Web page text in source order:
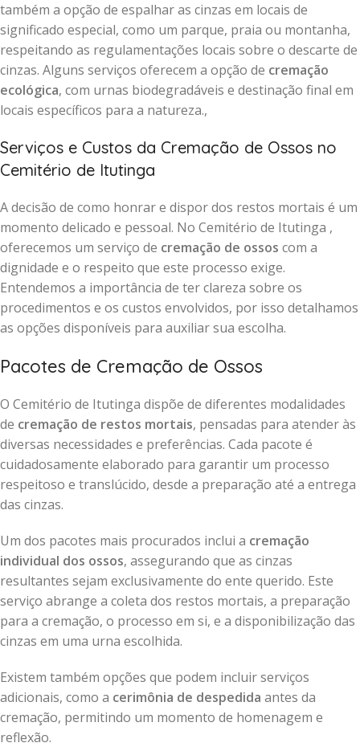
também a opção de espalhar as cinzas em locais de
significado especial, como um parque, praia ou montanha,
respeitando as regulamentações locais sobre o descarte de
cinzas. Alguns serviços oferecem a opção de cremação
ecológica, com urnas biodegradáveis e destinação final em
locais específicos para a natureza.,
Serviços e Custos da Cremação de Ossos no
Cemitério de Itutinga
A decisão de como honrar e dispor dos restos mortais é um
momento delicado e pessoal. No Cemitério de Itutinga ,
oferecemos um serviço de cremação de ossos com a
dignidade e o respeito que este processo exige.
Entendemos a importância de ter clareza sobre os
procedimentos e os custos envolvidos, por isso detalhamos
as opções disponíveis para auxiliar sua escolha.
Pacotes de Cremação de Ossos
O Cemitério de Itutinga dispõe de diferentes modalidades
de cremação de restos mortais, pensadas para atender às
diversas necessidades e preferências. Cada pacote é
cuidadosamente elaborado para garantir um processo
respeitoso e translúcido, desde a preparação até a entrega
das cinzas.
Um dos pacotes mais procurados inclui a cremação
individual dos ossos, assegurando que as cinzas
resultantes sejam exclusivamente do ente querido. Este
serviço abrange a coleta dos restos mortais, a preparação
para a cremação, o processo em si, e a disponibilização das
cinzas em uma urna escolhida.
Existem também opções que podem incluir serviços
adicionais, como a cerimônia de despedida antes da
cremação, permitindo um momento de homenagem e
reflexão.